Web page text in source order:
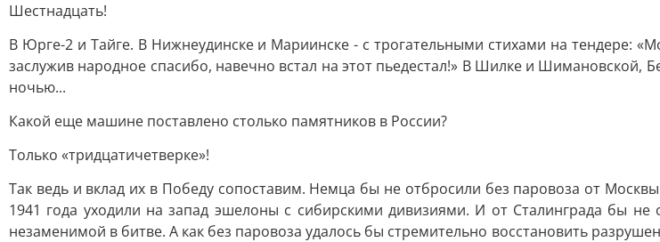
Шестнадцать!
В Юрге-2 и Тайге. В Нижнеудинске и Мариинске - с трогательными стихами на тендере:
заслужив народное спасибо, навечно встал на этот пьедестал!» В Шилке и Шимановской,
ночью...
Какой еще машине поставлено столько памятников в России?
Только «тридцатичетверке»!
Так ведь и вклад их в Победу сопоставим. Немца бы не отбросили без паровоза от
1941 года уходили на запад эшелоны с сибирскими дивизиями. И от Сталинграда бы
незаменимой в битве. А как без паровоза удалось бы стремительно восстановить